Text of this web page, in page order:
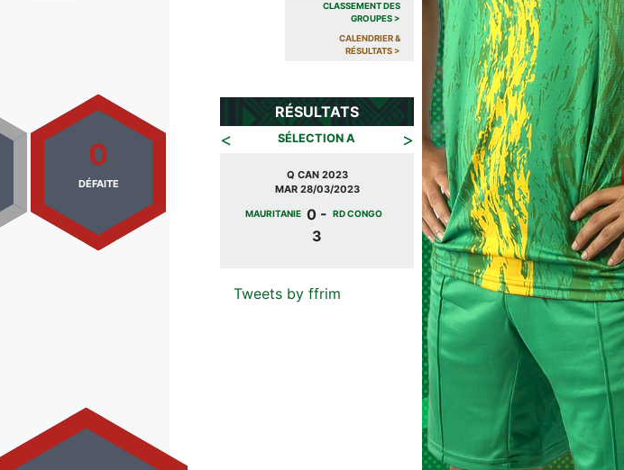
0
DÉFAITE
CLASSEMENT DES
GROUPES>
CALENDRIER &
RÉSULTATS>
RÉSULTATS
< SÉLECTION A >
Q CAN 2023
MAR 28/03/2023
MAURITANIE 0 -
RD CONGO
Q CAN 2023
JEU 20/07/2023
SOUDAN 0 -
3
MAURITANIE
Tweets by ffrim